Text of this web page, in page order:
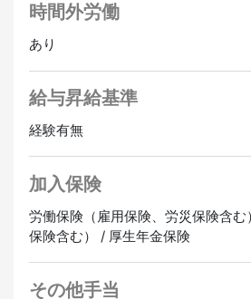
時間外労働
あり
給与昇給基準
経験有無
加入保険
労働保険（雇用保険、労災保険含
保険含む） / 厚生年金保険
その他手当